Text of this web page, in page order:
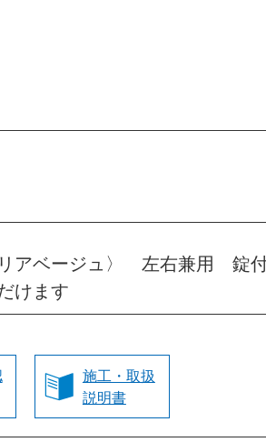
アベージュ〉 左右兼用 錠
けます
施工・取扱
説明書